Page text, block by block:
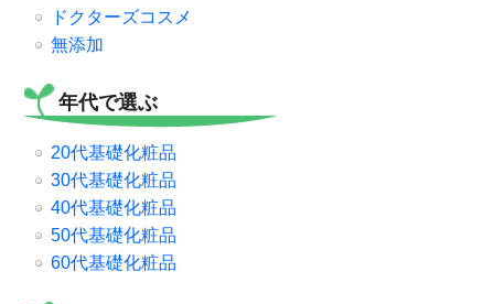
ドクターズコスメ
無添加
年代で選ぶ
20代基礎化粧品
30代基礎化粧品
40代基礎化粧品
50代基礎化粧品
60代基礎化粧品